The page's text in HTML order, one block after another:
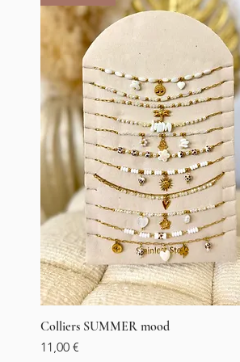
Vista rápida
Colliers SUMMER mood
Precio
11,00 €